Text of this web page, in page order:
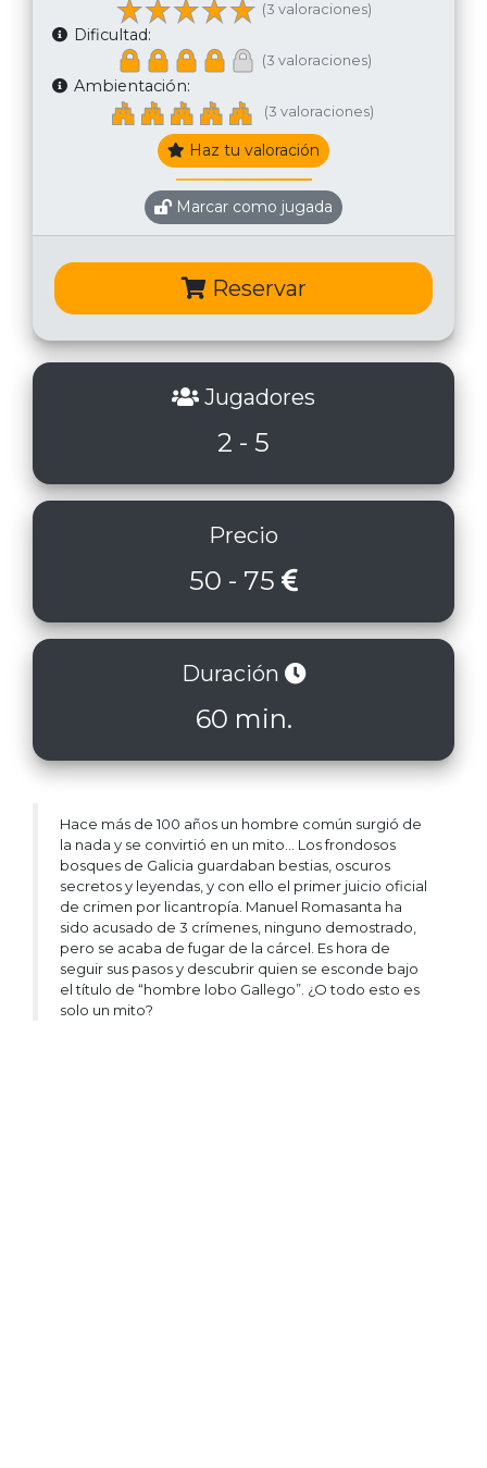
(3 valoraciones)
Dificultad:
(3 valoraciones)
Ambientación:
(3 valoraciones)
Haz tu valoración
Marcar como jugada
Reservar
Jugadores
2 - 5
Precio
50 - 75
Duración
60 min.
Hace más de 100 años un hombre común surgió de
la nada y se convirtió en un mito… Los frondosos
bosques de Galicia guardaban bestias, oscuros
secretos y leyendas, y con ello el primer juicio oficial
de crimen por licantropía. Manuel Romasanta ha
sido acusado de 3 crímenes, ninguno demostrado,
pero se acaba de fugar de la cárcel. Es hora de
seguir sus pasos y descubrir quien se esconde bajo
el título de “hombre lobo Gallego”. ¿O todo esto es
solo un mito?